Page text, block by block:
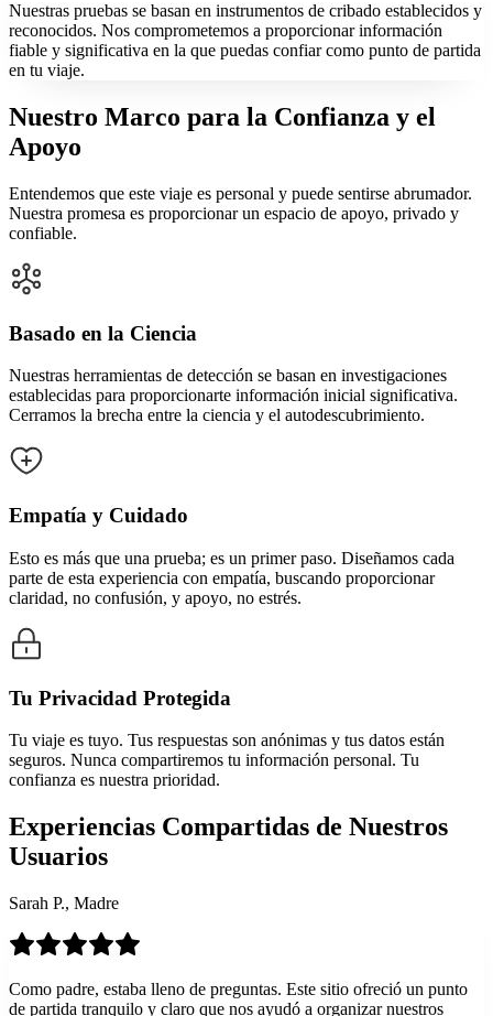
Nuestras pruebas se basan en instrumentos de cribado establecidos y
reconocidos. Nos comprometemos a proporcionar información
fiable y significativa en la que puedas confiar como punto de partida
en tu viaje.
Nuestro Marco para la Confianza y el
Apoyo
Entendemos que este viaje es personal y puede sentirse abrumador.
Nuestra promesa es proporcionar un espacio de apoyo, privado y
confiable.
Basado en la Ciencia
Nuestras herramientas de detección se basan en investigaciones
establecidas para proporcionarte información inicial significativa.
Cerramos la brecha entre la ciencia y el autodescubrimiento.
Empatía y Cuidado
Esto es más que una prueba; es un primer paso. Diseñamos cada
parte de esta experiencia con empatía, buscando proporcionar
claridad, no confusión, y apoyo, no estrés.
Tu Privacidad Protegida
Tu viaje es tuyo. Tus respuestas son anónimas y tus datos están
seguros. Nunca compartiremos tu información personal. Tu
confianza es nuestra prioridad.
Experiencias Compartidas de Nuestros
Usuarios
Sarah P., Madre
Como padre, estaba lleno de preguntas. Este sitio ofreció un punto
de partida tranquilo y claro que nos ayudó a organizar nuestros